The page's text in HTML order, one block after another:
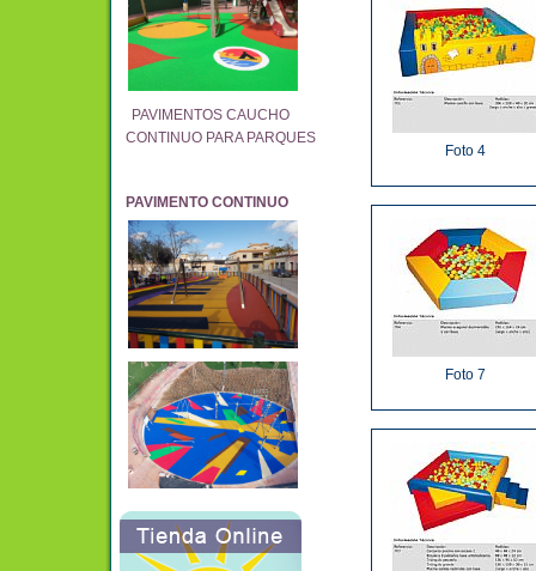
PAVIMENTOS CAUCHO
CONTINUO PARA PARQUES
PAVIMENTO CONTINUO
Foto 4
Foto 7